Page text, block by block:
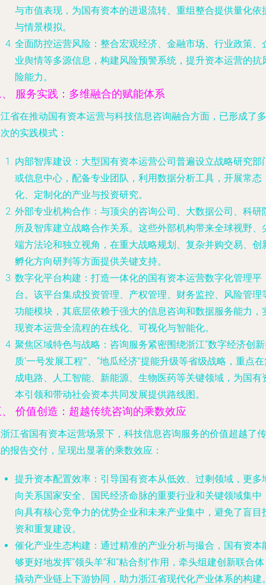
与市值表现，为国有资本的进退流转、重组整合提供量化依
与情景模拟。
全面防控运营风险 ：整合宏观经济、金融市场、行业政策、
业舆情等多源信息，构建风险预警系统，提升资本运营的抗
险能力。
服务实践：多维融合的赋能体系
省在推动国有资本运营与科技信息咨询融合方面，已形成了多
的实践模式：
内部智库建设 ：大型国有资本运营公司普遍设立战略研究部
或信息中心，配备专业团队，利用数据分析工具，开展常态
化、定制化的产业与投资研究。
外部专业机构合作 ：与顶尖的咨询公司、大数据公司、科研
所及智库建立战略合作关系。这些外部机构带来全球视野、
端方法论和独立视角，在重大战略规划、复杂并购交易、创
孵化方向研判等方面提供关键支持。
数字化平台构建 ：打造一体化的国有资本运营数字化管理平
台。该平台集成投资管理、产权管理、财务监控、风险管理
功能模块，其底层依赖于强大的信息咨询和数据服务能力，
现资本运营全流程的在线化、可视化与智能化。
聚焦区域特色与战略 ：咨询服务紧密围绕浙江“数字经济创
质‘一号发展工程’”、“地瓜经济”提能升级等省级战略，重点
成电路、人工智能、新能源、生物医药等关键领域，为国有
本引领和带动社会资本共同发展提供路线图。
价值创造：超越传统咨询的乘数效应
江省国有资本运营场景下，科技信息咨询服务的价值超越了传
报告交付，呈现出显著的乘数效应：
提升资本配置效率 ：引导国有资本从低效、过剩领域，更多
向关系国家安全、国民经济命脉的重要行业和关键领域集中
向具有核心竞争力的优势企业和未来产业集中，避免了盲目
资和重复建设。
催化产业生态构建 ：通过精准的产业分析与撮合，国有资本
够更好地发挥“领头羊”和“粘合剂”作用，牵头组建创新联合
撬动产业链上下游协同，助力浙江省现代化产业体系的构建